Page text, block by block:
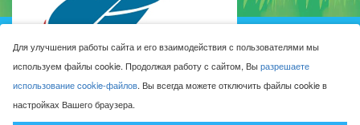
Федеральный портал «Российское образование»
учреждение Русская средняя общеобразовательная
школа имени Героя Советского Союза М.Н. Алексеева © 2016-
2026
Сделано с ❤ в
Для улучшения работы сайта и его взаимодействия с пользователями мы
используем файлы cookie. Продолжая работу с сайтом, Выразрешаете
использование cookie-файлов. Вы всегда можете отключить файлы cookie в
настройках Вашего браузера.